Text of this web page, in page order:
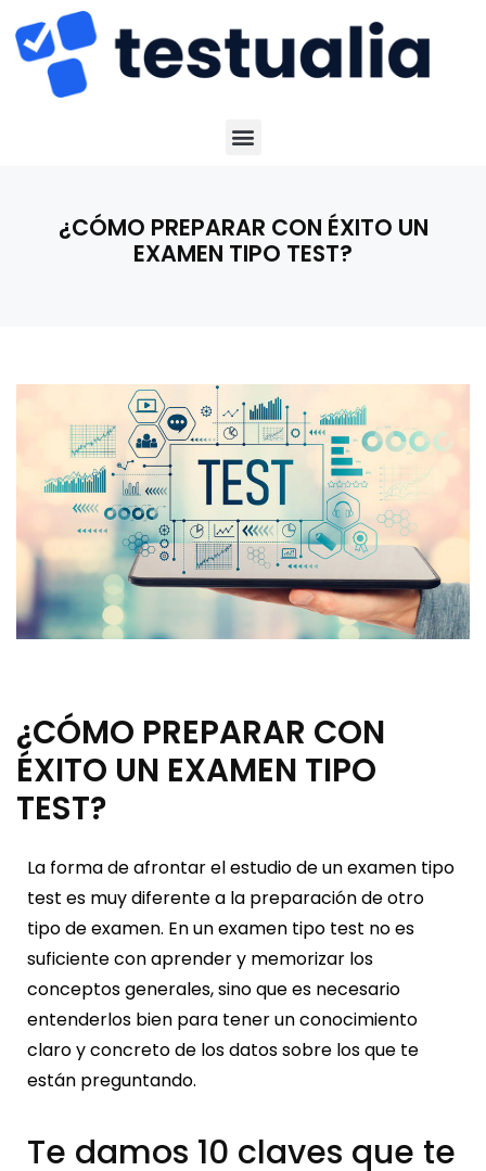
¿CÓMO PREPARAR CON ÉXITO UN
EXAMEN TIPO TEST?
¿CÓMO PREPARAR CON
ÉXITO UN EXAMEN TIPO
TEST?
La forma de afrontar el estudio de un examen tipo
test es muy diferente a la preparación de otro
tipo de examen. En un examen tipo test no es
suficiente con aprender y memorizar los
conceptos generales, sino que es necesario
entenderlos bien para tener un conocimiento
claro y concreto de los datos sobre los que te
están preguntando.
Te damos 10 claves que te